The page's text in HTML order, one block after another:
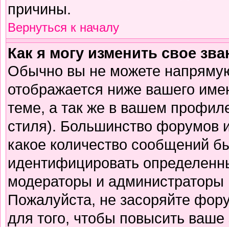
причины.
Вернуться к началу
Как я могу изменить свое
Обычно вы не можете
отображается ниже вашего
теме, а так же в вашем
стиля). Большинство форумов
какое количество сообщений
идентифицировать
модераторы и
Пожалуйста, не засоряйте
для того, чтобы повысить